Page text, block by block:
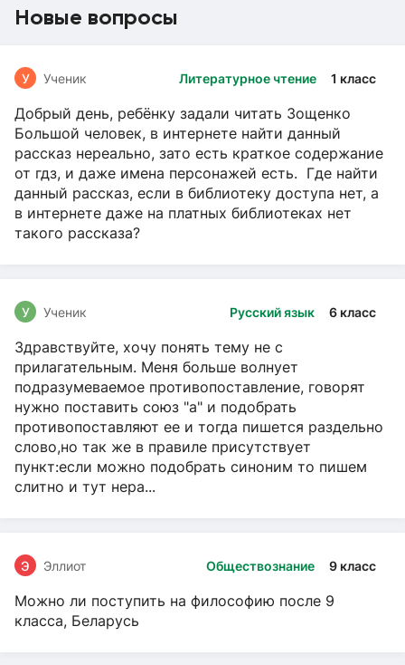
Новые вопросы
Литературное чтение 1 класс
У Ученик
Добрый день, ребёнку задали читать Зощенко
Большой человек, в интернете найти данный
рассказ нереально, зато есть краткое содержание
от гдз, и даже имена персонажей есть. Где найти
данный рассказ, если в библиотеку доступа нет, а
в интернете даже на платных библиотеках нет
такого рассказа?
Русский язык 6 класс
У Ученик
Здравствуйте, хочу понять тему не с
прилагательным. Меня больше волнует
подразумеваемое противопоставление, говорят
нужно поставить союз "а" и подобрать
противопоставляют ее и тогда пишется раздельно
слово,но так же в правиле присутствует
пункт:если можно подобрать синоним то пишем
слитно и тут нера...
Обществознание 9 класс
Э Эллиот
Можно ли поступить на философию после 9
класса, Беларусь